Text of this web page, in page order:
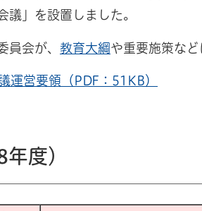
議」を設置しました。
員会が、 教育大綱 や重要施策など
運営要領（PDF：51KB）
度）